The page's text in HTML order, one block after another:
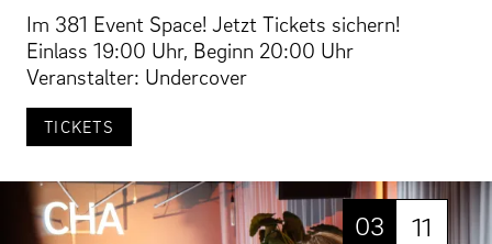
Im 381 Event Space! Jetzt Tickets sichern!
Einlass 19:00 Uhr, Beginn 20:00 Uhr
Veranstalter: Undercover
TICKETS
03 11